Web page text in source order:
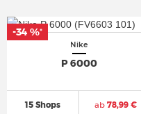
Nike
P 6000
15 Shops ab78,99 €
-34 %*